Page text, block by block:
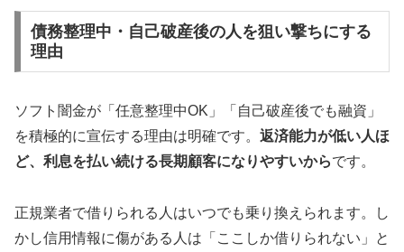
債務整理中・自己破産後の人を狙い撃ちにする
理由
ソフト闇金が「任意整理中OK」「自己破産後でも融資」
を積極的に宣伝する理由は明確です。 返済能力が低い人ほ
ど、利息を払い続ける長期顧客になりやすいからです。
正規業者で借りられる人はいつでも乗り換えられます。し
かし信用情報に傷がある人は「ここしか借りられない」と